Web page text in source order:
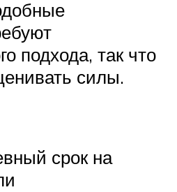
подхода, так что
силы.
срок на